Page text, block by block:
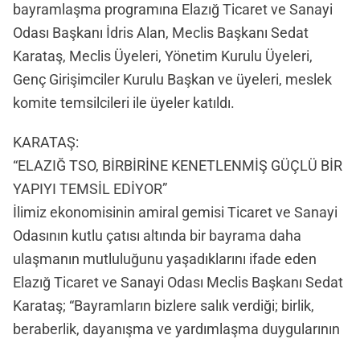
bayramlaşma programına Elazığ Ticaret ve Sanayi
Odası Başkanı İdris Alan, Meclis Başkanı Sedat
Karataş, Meclis Üyeleri, Yönetim Kurulu Üyeleri,
Genç Girişimciler Kurulu Başkan ve üyeleri, meslek
komite temsilcileri ile üyeler katıldı.
KARATAŞ:
“ELAZIĞ TSO, BİRBİRİNE KENETLENMİŞ GÜÇLÜ BİR
YAPIYI TEMSİL EDİYOR”
İlimiz ekonomisinin amiral gemisi Ticaret ve Sanayi
Odasının kutlu çatısı altında bir bayrama daha
ulaşmanın mutluluğunu yaşadıklarını ifade eden
Elazığ Ticaret ve Sanayi Odası Meclis Başkanı Sedat
Karataş; “Bayramların bizlere salık verdiği; birlik,
beraberlik, dayanışma ve yardımlaşma duygularının